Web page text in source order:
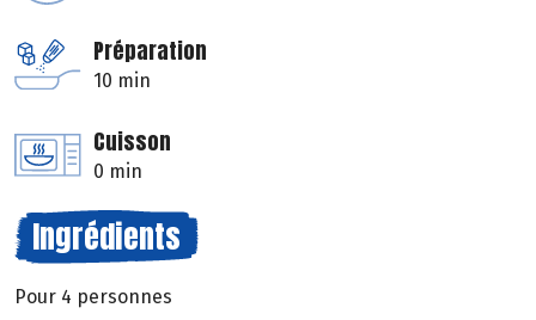
Préparation
10 min
Cuisson
0 min
Ingrédients
Pour 4 personnes